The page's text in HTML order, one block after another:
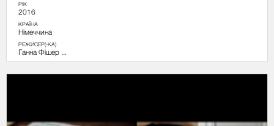
РІК
2016
КРАЇНА
Німеччина
РЕЖИСЕР(-КА)
Ганна Фішер ...